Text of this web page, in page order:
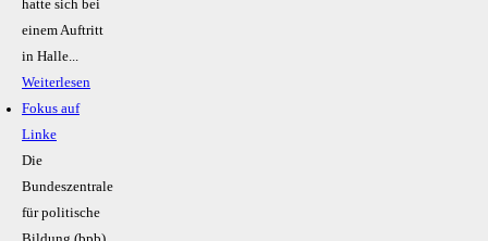
hatte sich bei
einem Auftritt
in Halle...
Weiterlesen
Fokus auf
Linke
Die
Bundeszentrale
für politische